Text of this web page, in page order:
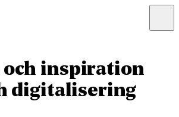
och inspiration
digitalisering